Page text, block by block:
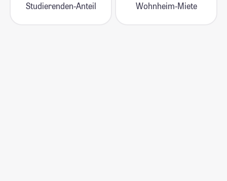
Studierenden-Anteil Wohnheim-Miete